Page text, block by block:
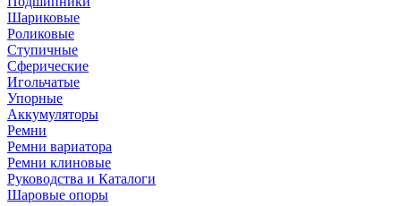
Шариковые
Роликовые
Ступичные
Сферические
Игольчатые
Упорные
Аккумуляторы
Ремни
Ремни вариатора
Ремни клиновые
Руководства и Каталоги
Шаровые опоры